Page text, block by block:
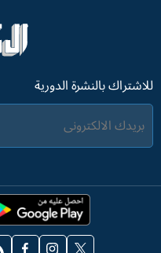
للاشتراك بالنشرة الدورية